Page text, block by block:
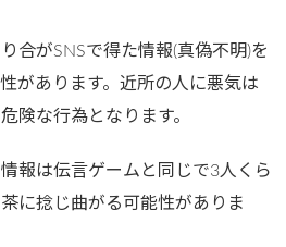
合がSNSで得た情報(真偽不明)を
があります。近所の人に悪気は
険な行為となります。
報は伝言ゲームと同じで3人くら
に捻じ曲がる可能性がありま